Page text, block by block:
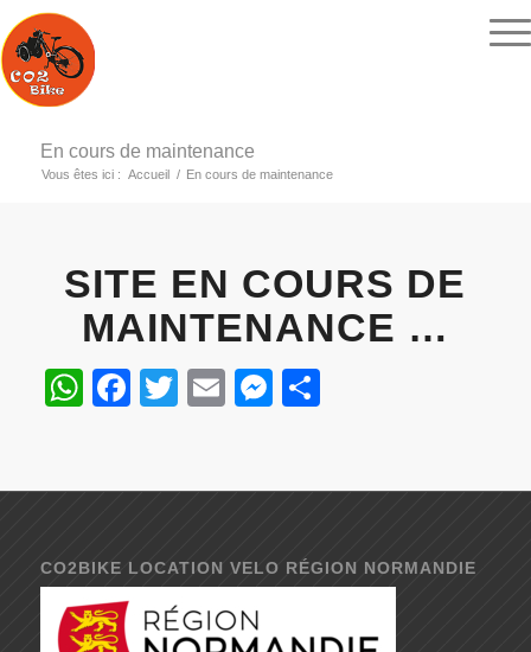
En cours de maintenance
Vous êtes ici : Accueil / En cours de maintenance
SITE EN COURS DE
MAINTENANCE …
WhatsApp
Facebook
Twitter
EmailMessenger
CO2BIKE LOCATION VELO RÉGION NORMANDIE